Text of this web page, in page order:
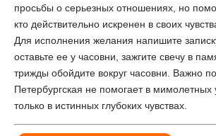
просьбы о серьезных отношениях, но
кто действительно искренен в своих
Для исполнения желания напишите
оставьте ее у часовни, зажгите свечу в
трижды обойдите вокруг часовни. Важно
Петербургская не помогает в мимолетных
только в истинных глубоких чувствах.